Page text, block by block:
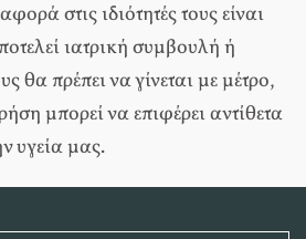
στις ιδιότητές τους είναι
ιατρική συμβουλή ή
θα πρέπει να γίνεται με μέτρο,
μπορεί να επιφέρει αντίθετα
υγεία μας.